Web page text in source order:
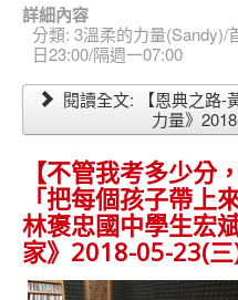
詳細內容
分類: 3溫柔的力量(Sandy)/
日23:00/隔週一07:00
閱讀全文: 【恩典之路-
力量》
【不管我考多少分
「把每個孩子帶上
林褒忠國中學生宏
家》2018-05-23(